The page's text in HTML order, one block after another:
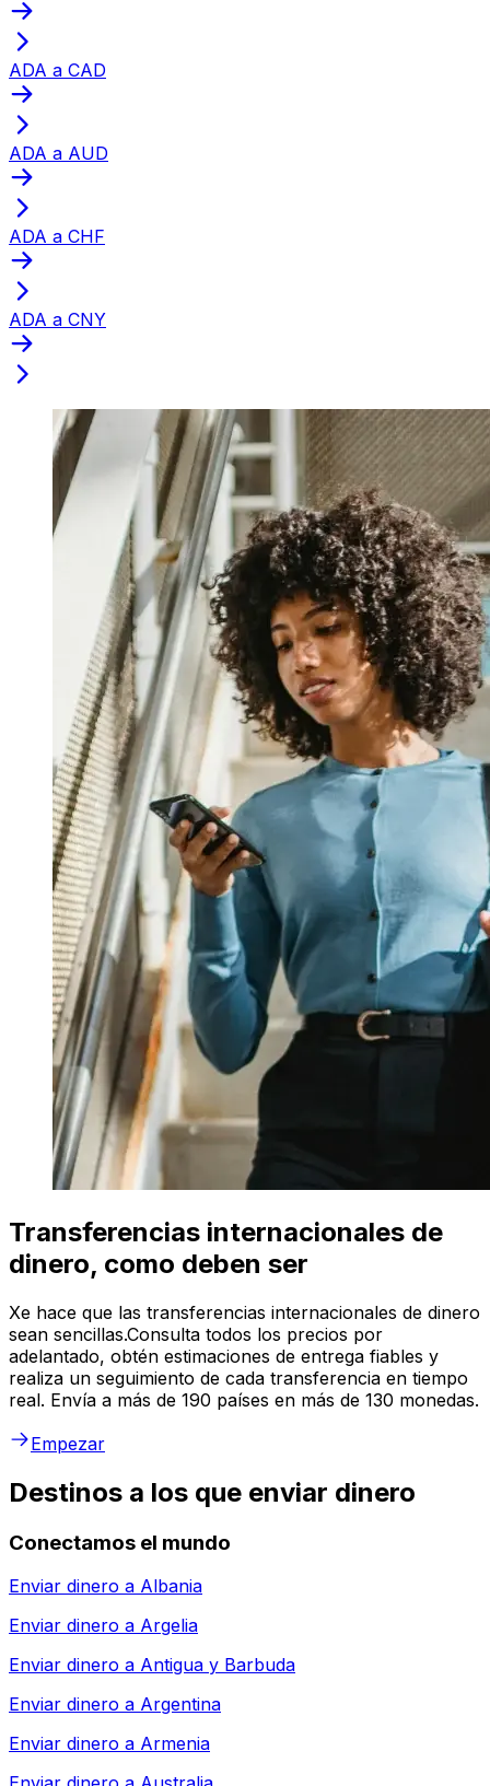
ADA a CAD
ADA a AUD
ADA a CHF
ADA a CNY
Transferencias internacionales de
dinero, como deben ser
Xe hace que las transferencias internacionales de dinero
sean sencillas.Consulta todos los precios por
adelantado, obtén estimaciones de entrega fiables y
realiza un seguimiento de cada transferencia en tiempo
real. Envía a más de 190 países en más de 130 monedas.
Empezar
Destinos a los que enviar dinero
Conectamos el mundo
Enviar dinero a Albania
Enviar dinero a Argelia
Enviar dinero a Antigua y Barbuda
Enviar dinero a Argentina
Enviar dinero a Armenia